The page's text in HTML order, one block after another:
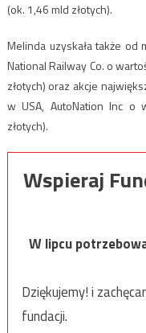
(ok. 1,46 mld złotych).
Melinda uzyskała także od
National Railway Co. o
złotych) oraz akcje
w USA, AutoNation Inc o
złotych).
Wspieraj
W lipcu
Dziękujemy! i
fundacji.